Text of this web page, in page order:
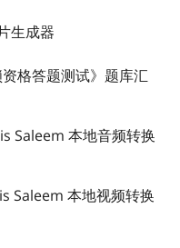
生成器
格答题测试》题库汇
Saleem 本地音频转换
Saleem 本地视频转换